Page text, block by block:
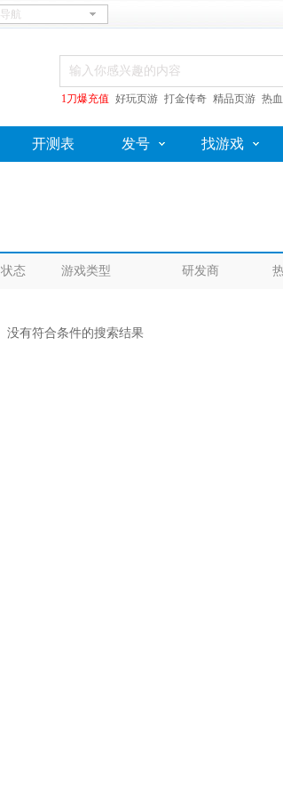
1刀爆充值 好玩页游 打金传奇 精品页游 热
开测表 发号 找游戏
状态 游戏类型 研发商
没有符合条件的搜索结果